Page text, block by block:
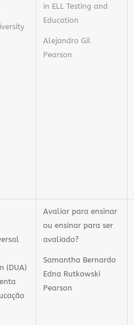
in ELL Testing and
Education
Alejandro Gil
Pearson
(DUA)
Avaliar para ensinar
ou ensinar para ser
avaliado?
Samantha Bernardo
Edna Rutkowski
Pearson